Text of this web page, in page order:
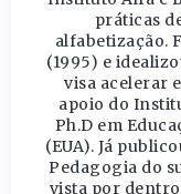
práticas
alfabetização.
(1995) e
visa acelerar
apoio do
Ph.D em
(EUA). Já
Pedagogia do
vista por